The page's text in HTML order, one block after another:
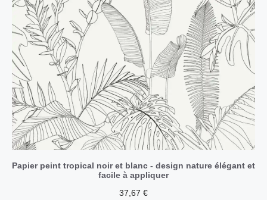
Papier peint tropical noir et blanc - design nature élégant et
facile à appliquer
37,67 €